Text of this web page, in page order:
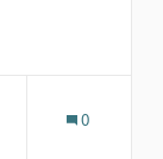
Obras públicas
de Queretaro 2
0